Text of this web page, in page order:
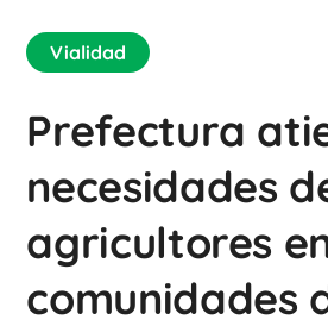
Vialidad
Prefectura
necesidades
agricultores
comunidades